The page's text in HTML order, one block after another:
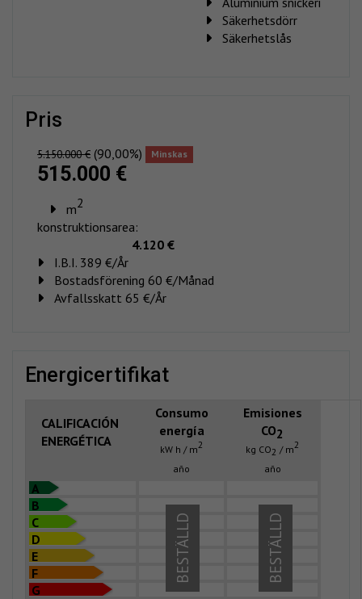
Säkerhetsdörr
Säkerhetslås
pris
5.150.000 € (90,00%) Minskas
515.000 €
m2
konstruktionsarea:
4.120 €
I.B.I. 389 €/År
Bostadsförening 60 €/Månad
Avfallsskatt 65 €/År
energicertifikat
CALIFICACIÓN
ENERGÉTICA
Consumo
energía
kW h / m2
año
Emisiones
CO2
kg CO2 / m2
año
A
B
C
D
E
F
G
BESTÄLLD
BESTÄLLD